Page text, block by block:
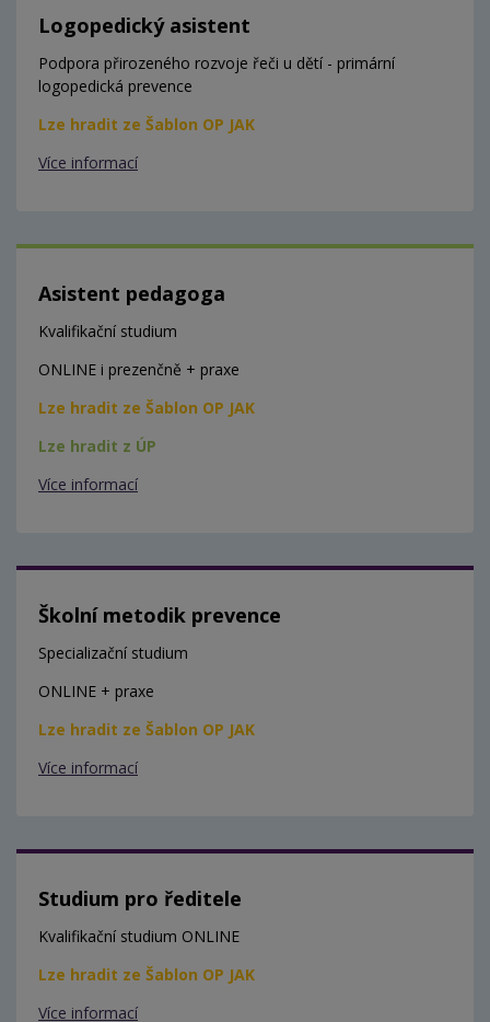
Logopedický asistent
Podpora přirozeného rozvoje řeči u dětí - primární
logopedická prevence
Lze hradit ze Šablon OP JAK
Více informací
Asistent pedagoga
Kvalifikační studium
ONLINE i prezenčně + praxe
Lze hradit ze Šablon OP JAK
Lze hradit z ÚP
Více informací
Školní metodik prevence
Specializační studium
ONLINE + praxe
Lze hradit ze Šablon OP JAK
Více informací
Studium pro ředitele
Kvalifikační studium ONLINE
Lze hradit ze Šablon OP JAK
Více informací